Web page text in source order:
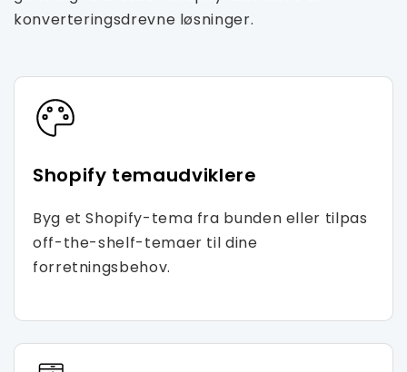
konverteringsdrevne løsninger.
Shopify temaudviklere
Byg et Shopify-tema fra bunden eller tilpas
off-the-shelf-temaer til dine
forretningsbehov.